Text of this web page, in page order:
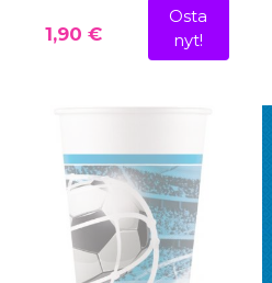
1,90 €
Osta
nyt!